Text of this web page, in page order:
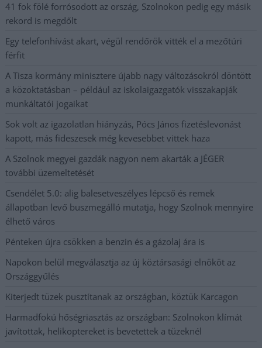
41 fok fölé forrósodott az ország, Szolnokon pedig egy másik
rekord is megdőlt
Egy telefonhívást akart, végül rendőrök vitték el a mezőtúri
férfit
A Tisza kormány minisztere újabb nagy változásokról döntött
a közoktatásban – például az iskolaigazgatók visszakapják
munkáltatói jogaikat
Sok volt az igazolatlan hiányzás, Pócs János fizetéslevonást
kapott, más fideszesek még kevesebbet vittek haza
A Szolnok megyei gazdák nagyon nem akarták a JÉGER
további üzemeltetését
Csendélet 5.0: alig balesetveszélyes lépcső és remek
állapotban levő buszmegálló mutatja, hogy Szolnok mennyire
élhető város
Pénteken újra csökken a benzin és a gázolaj ára is
Napokon belül megválasztja az új köztársasági elnököt az
Országgyűlés
Kiterjedt tüzek pusztítanak az országban, köztük Karcagon
Harmadfokú hőségriasztás az országban: Szolnokon klímát
javítottak, helikoptereket is bevetettek a tüzeknél